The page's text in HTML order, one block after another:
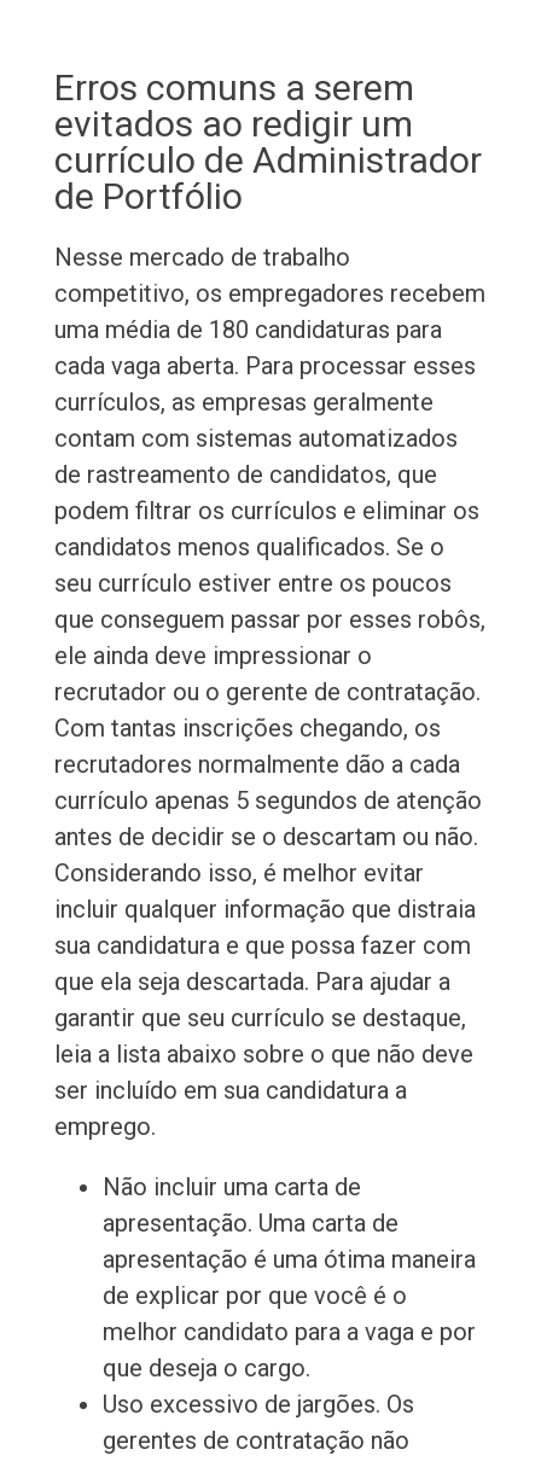
Erros comuns a serem
evitados ao redigir um
currículo de Administrador
de Portfólio
Nesse mercado de trabalho
competitivo, os empregadores recebem
uma média de 180 candidaturas para
cada vaga aberta. Para processar esses
currículos, as empresas geralmente
contam com sistemas automatizados
de rastreamento de candidatos, que
podem filtrar os currículos e eliminar os
candidatos menos qualificados. Se o
seu currículo estiver entre os poucos
que conseguem passar por esses robôs,
ele ainda deve impressionar o
recrutador ou o gerente de contratação.
Com tantas inscrições chegando, os
recrutadores normalmente dão a cada
currículo apenas 5 segundos de atenção
antes de decidir se o descartam ou não.
Considerando isso, é melhor evitar
incluir qualquer informação que distraia
sua candidatura e que possa fazer com
que ela seja descartada. Para ajudar a
garantir que seu currículo se destaque,
leia a lista abaixo sobre o que não deve
ser incluído em sua candidatura a
emprego.
Não incluir uma carta de
apresentação. Uma carta de
apresentação é uma ótima maneira
de explicar por que você é o
melhor candidato para a vaga e por
que deseja o cargo.
Uso excessivo de jargões. Os
gerentes de contratação não